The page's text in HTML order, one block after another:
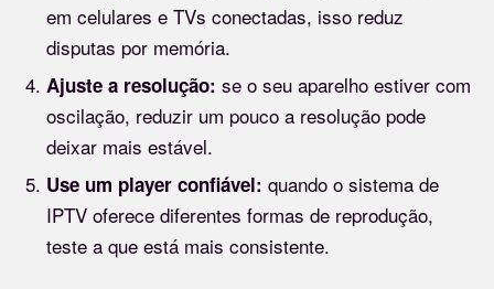
em celulares e TVs conectadas, isso reduz
disputas por memória.
Ajuste a resolução: se o seu aparelho estiver com
oscilação, reduzir um pouco a resolução pode
deixar mais estável.
Use um player confiável: quando o sistema de
IPTV oferece diferentes formas de reprodução,
teste a que está mais consistente.